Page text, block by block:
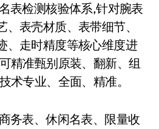
表检测核验体系,针对腕表
表壳材质、表带细节、
、走时精度等核心维度进
精准甄别原装、翻新、组
术专业、全面、精准。
务表、休闲名表、限量收